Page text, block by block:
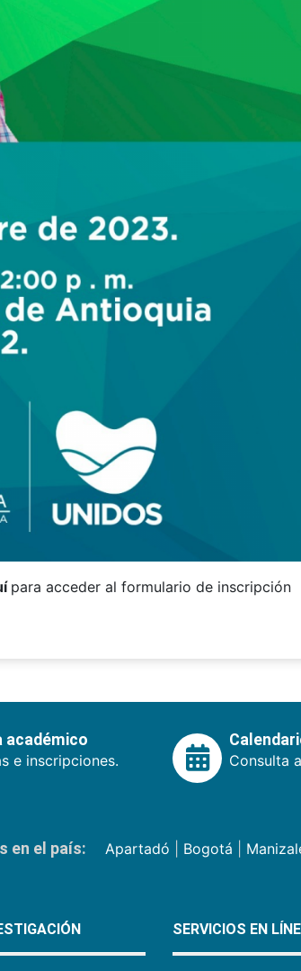
para acceder al formulario de inscripción
académico
e inscripciones.
Consulta
en el país: Apartadó Bogotá
SERVICIOS EN